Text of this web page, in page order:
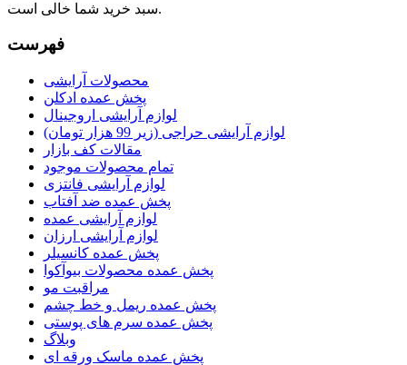
سبد خرید شما خالی است.
فهرست
محصولات آرایشی
پخش عمده ادکلن
لوازم آرایشی اروجینال
لوازم آرایشی حراجی (زیر 99 هزار تومان)
مقالات کف بازار
تمام محصولات موجود
لوازم آرایشی فانتزی
پخش عمده ضد آفتاب
لوازم آرایشی عمده
لوازم آرایشی ارزان
پخش عمده کانسیلر
پخش عمده محصولات بیوآکوا
مراقبت مو
پخش عمده ریمل و خط چشم
پخش عمده سرم های پوستی
وبلاگ
پخش عمده ماسک ورقه ای